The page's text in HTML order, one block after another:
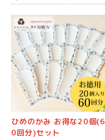
ひめのかみ お得な20個(6
0回分)セット